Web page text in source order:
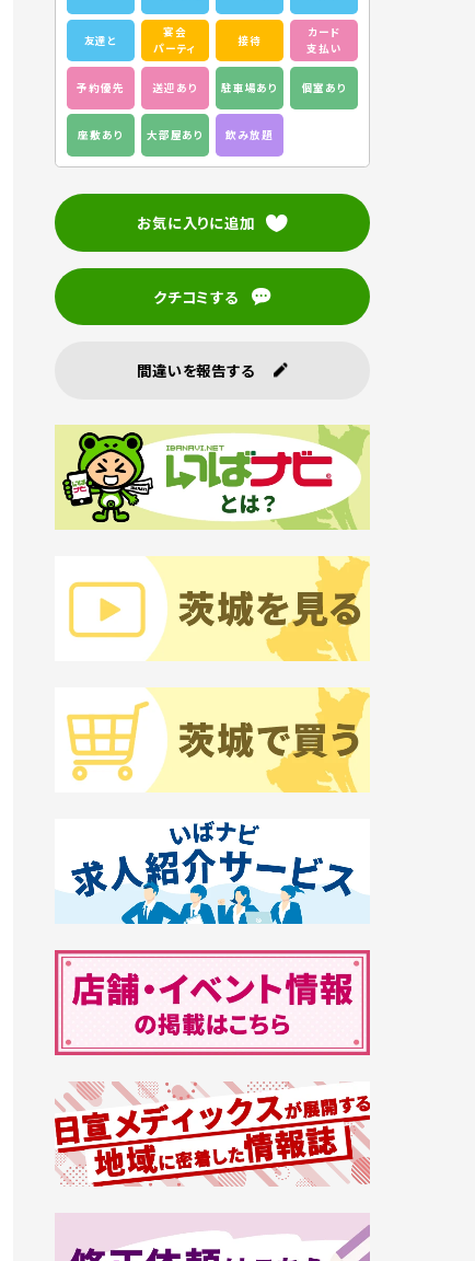
友達と
宴会
パーティ
接待
カード
支払い
予約優先 送迎あり 駐車場あり 個室あり
座敷あり 大部屋あり 飲み放題
お気に入りに追加
クチコミする
間違いを報告する